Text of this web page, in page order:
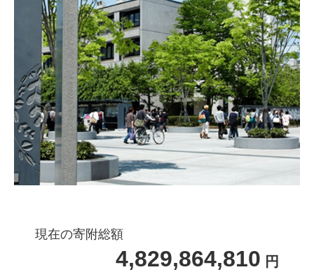
現在の寄附総額
4,829,864,810 円